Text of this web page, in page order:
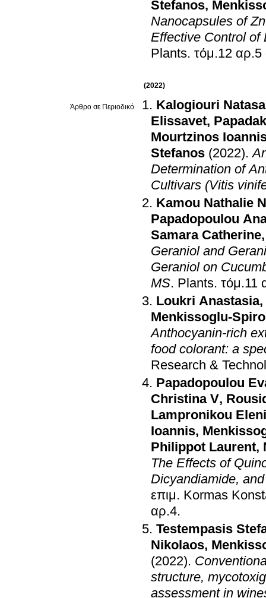
Stefanos,
Nanocapsules of
Effective Control of
Plants.
(2022)
Άρθρο σε Περιοδικό Kalogiouri Natasa
Elissavet,
Mourtzinos
Stefanos (2022).
Determination of
Cultivars (Vitis
Kamou Nathalie N
Papadopoulou
Samara Catherine
Geraniol and
Geraniol on
MS. Plants.
Loukri Anastasia,
Menkissoglu-
Anthocyanin-rich
food colorant: a
Research &
Papadopoulou
Christina V,
Lampronikou Eleni
Ioannis,
Philippot Laurent,
The Effects of
Dicyandiamide,
επιμ. Kormas
αρ.4.
Testempasis
Nikolaos,
(2022).
structure,
assessment in